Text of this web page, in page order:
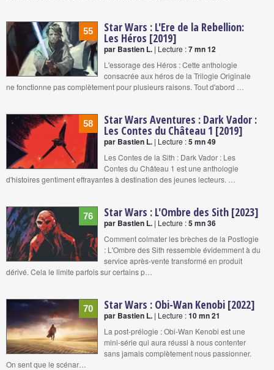
55 Star Wars : L'Ere de la Rebellion:
Les Héros [2019]
par Bastien L. | Lecture :7 mn 12
L'essorage des Héros : Cette anthologie
consacrée aux héros de la Trilogie Originale
ne fonctionne pas complètement pour plusieurs raisons. Tout d'abord …
58 Star Wars Aventures : Dark Vador :
Les Contes du Château 1 [2019]
par Bastien L. | Lecture :5 mn 49
Les Contes de la Sith : Dark Vador : Les
Contes du Château 1 est une anthologie
d'histoires gentiment effrayantes à destination des jeunes lecteurs. …
76 Star Wars : L'Ombre des Sith [2023]
par Bastien L. | Lecture :5 mn 36
Comment colmater les brèches de la Postlogie
: L'Ombre des Sith ressemble évidemment à du
service après-vente transformé en produit
dérivé. Cela le limite parfois sur certains p…
70 Star Wars : Obi-Wan Kenobi [2022]
par Bastien L. | Lecture :10 mn 21
La post-prélogie : Obi-Wan Kenobi est une
mini-série qui aura réussi à nous contenter
sans jamais complètement nous passionner.
On sent que le scénar…